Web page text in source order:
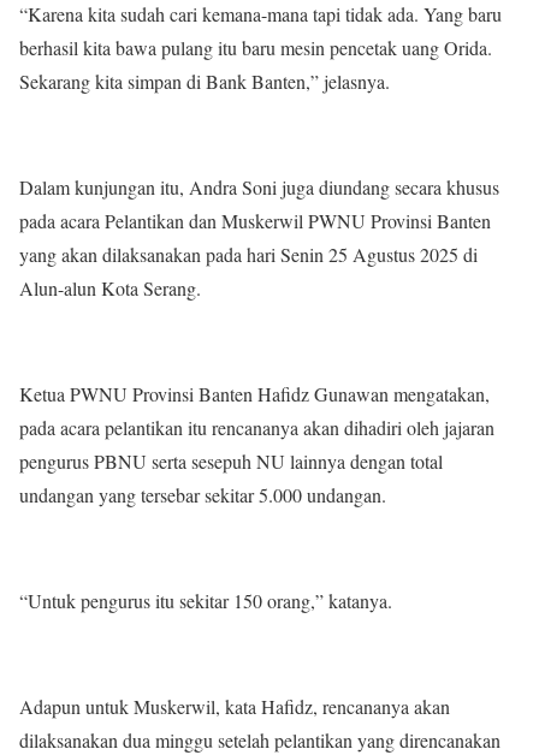
“Karena kita sudah cari kemana-mana tapi tidak ada. Yang baru
berhasil kita bawa pulang itu baru mesin pencetak uang Orida.
Sekarang kita simpan di Bank Banten,” jelasnya.
Dalam kunjungan itu, Andra Soni juga diundang secara khusus
pada acara Pelantikan dan Muskerwil PWNU Provinsi Banten
yang akan dilaksanakan pada hari Senin 25 Agustus 2025 di
Alun-alun Kota Serang.
Ketua PWNU Provinsi Banten Hafidz Gunawan mengatakan,
pada acara pelantikan itu rencananya akan dihadiri oleh jajaran
pengurus PBNU serta sesepuh NU lainnya dengan total
undangan yang tersebar sekitar 5.000 undangan.
“Untuk pengurus itu sekitar 150 orang,” katanya.
Adapun untuk Muskerwil, kata Hafidz, rencananya akan
dilaksanakan dua minggu setelah pelantikan yang direncanakan